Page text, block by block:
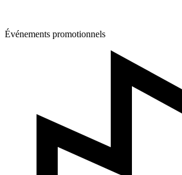
Événements promotionnels